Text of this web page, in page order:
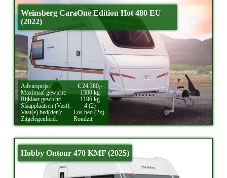
Weinsberg CaraOne Edition Hot 480 EU
(2022)
Adviesprijs:
€ 24.380,-
Maximaal gewicht:
1500 kg
Rijklaar gewicht:
1196 kg
Slaapplaatsen (Vast):
4 (2)
Vast(e) bed(den):
Los bed (2x).
Zitgelegenheid.:
Rondzit.
Hobby Ontour 470 KMF (2025)